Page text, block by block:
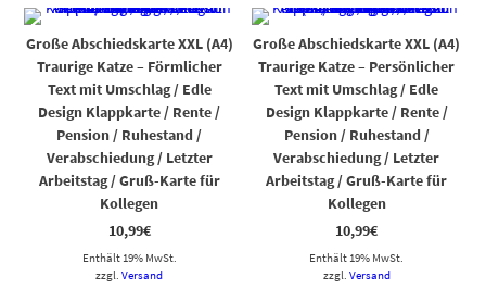
Große Abschiedskarte XXL (A4)
Traurige Katze – Förmlicher
Text mit Umschlag / Edle
Design Klappkarte / Rente /
Pension / Ruhestand /
Verabschiedung / Letzter
Arbeitstag / Gruß-Karte für
Kollegen
10,99€
Enthält 19% MwSt.
zzgl.Versand
Große Abschiedskarte XXL (A4)
Traurige Katze – Persönlicher
Text mit Umschlag / Edle
Design Klappkarte / Rente /
Pension / Ruhestand /
Verabschiedung / Letzter
Arbeitstag / Gruß-Karte für
Kollegen
10,99€
Enthält 19% MwSt.
zzgl. Versand